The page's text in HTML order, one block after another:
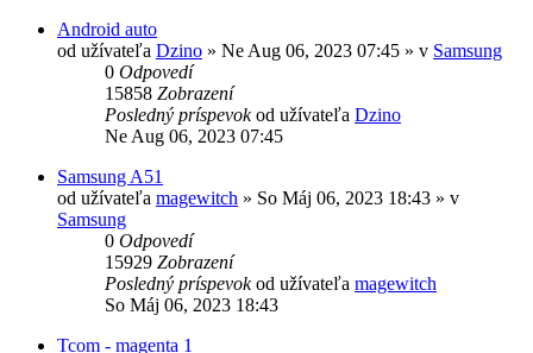
Android auto
od užívateľa Dzino » Ne Aug 06, 2023 07:45 » v Samsung
0 Odpovedí
15858 Zobrazení
Posledný príspevokod užívateľa Dzino
Ne Aug 06, 2023 07:45
Samsung A51
od užívateľa magewitch » So Máj 06, 2023 18:43 » v
Samsung
0 Odpovedí
15929 Zobrazení
Posledný príspevokod užívateľa magewitch
So Máj 06, 2023 18:43
Tcom - magenta 1